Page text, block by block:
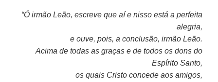
“Ó irmão Leão, escreve que aí e nisso está a perfeita
alegria,
e ouve, pois, a conclusão, irmão Leão.
Acima de todas as graças e de todos os dons do
Espírito Santo,
os quais Cristo concede aos amigos,